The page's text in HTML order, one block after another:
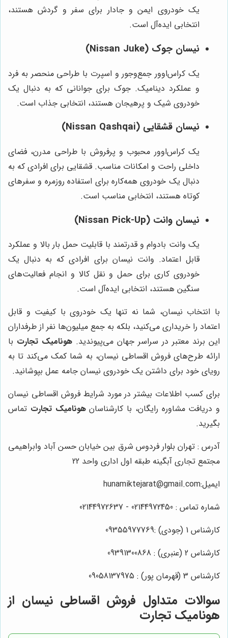
یک خودروی ایمن و جادار برای سفر و گردش هستند،
انتخابی ایده‌آل است.
نیسان جوک (Nissan Juke)
یک کراس‌اوور جمع‌وجور و اسپرت با طراحی منحصر به فرد
و عملکرد دینامیک. جوک برای جوانانی که به دنبال یک
خودروی شیک و پرهیجان هستند، انتخابی جذاب است.
نیسان قشقایی (Nissan Qashqai)
یک کراس‌اوور محبوب و پرفروش با طراحی مدرن، فضای
داخلی راحت و امکانات مناسب. قشقایی برای افرادی که به
دنبال یک خودروی همه‌کاره برای استفاده روزمره و سفرهای
کوتاه هستند، انتخابی مناسب است.
نیسان وانت (Nissan Pick-Up)
یک وانت بادوام و قدرتمند با قابلیت حمل بار بالا و عملکرد
قابل اعتماد. وانت نیسان برای افرادی که به دنبال یک
خودروی کاری برای حمل و نقل کالا و انجام فعالیت‌های
سنگین هستند، انتخابی ایده‌آل است.
با انتخاب نیسان، شما نه تنها یک خودروی با کیفیت و قابل
اعتماد را خریداری می‌کنید، بلکه به جمع میلیون‌ها نفر از طرفداران
این برند معتبر در سراسر جهان می‌پیوندید. هونامیک تجارت با
ارائه طرح‌های فروش اقساطی نیسان، به شما کمک می‌کند تا به
رویای خود برای داشتن یک خودروی نیسان جامه عمل بپوشانید.
برای کسب اطلاعات بیشتر در مورد شرایط فروش اقساطی نیسان
و دریافت مشاوره رایگان، با کارشناسانهونامیک تجارت تماس
بگیرید.
آدرس : تهران بلوار فردوس شرق بین خیابان حسن آباد وابراهیمی
مجتمع تجاری آبگینه طبقه اول اداری واحد 22
ایمیل:hunamiktejarat@gmail.com
شماره تماس : 02144972450 - 02144972637
کارشناس 1 (جودی) :09355977769
کارشناس 2 (عنبری) : 09391300868
کارشناس 3 (قهرمان پور) : 09058137975
سوالات متداول فروش اقساطی نیسان از
هونامیک تجارت